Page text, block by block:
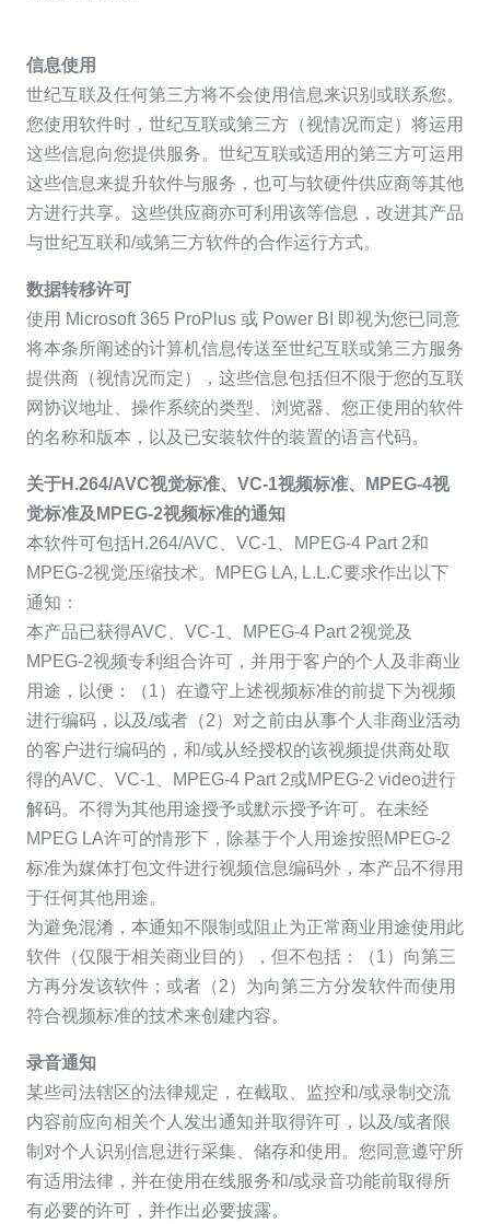
信息使用
世纪互联及任何第三方将不会使用信息来识别或联系您。
您使用软件时，世纪互联或第三方（视情况而定）将运用
这些信息向您提供服务。世纪互联或适用的第三方可运用
这些信息来提升软件与服务，也可与软硬件供应商等其他
方进行共享。这些供应商亦可利用该等信息，改进其产品
与世纪互联和/或第三方软件的合作运行方式。
数据转移许可
使用 Microsoft 365 ProPlus 或 Power BI 即视为您已同意
将本条所阐述的计算机信息传送至世纪互联或第三方服务
提供商（视情况而定），这些信息包括但不限于您的互联
网协议地址、操作系统的类型、浏览器、您正使用的软件
的名称和版本，以及已安装软件的装置的语言代码。
关于H.264/AVC视觉标准、VC-1视频标准、MPEG-4视
觉标准及MPEG-2视频标准的通知
本软件可包括H.264/AVC、VC-1、MPEG-4 Part 2和
MPEG-2视觉压缩技术。MPEG LA, L.L.C要求作出以下
通知：
本产品已获得AVC、VC-1、MPEG-4 Part 2视觉及
MPEG-2视频专利组合许可，并用于客户的个人及非商业
用途，以便：（1）在遵守上述视频标准的前提下为视频
进行编码，以及/或者（2）对之前由从事个人非商业活动
的客户进行编码的，和/或从经授权的该视频提供商处取
得的AVC、VC-1、MPEG-4 Part 2或MPEG-2 video进行
解码。不得为其他用途授予或默示授予许可。在未经
MPEG LA许可的情形下，除基于个人用途按照MPEG-2
标准为媒体打包文件进行视频信息编码外，本产品不得用
于任何其他用途。
为避免混淆，本通知不限制或阻止为正常商业用途使用此
软件（仅限于相关商业目的），但不包括：（1）向第三
方再分发该软件；或者（2）为向第三方分发软件而使用
符合视频标准的技术来创建内容。
录音通知
某些司法辖区的法律规定，在截取、监控和/或录制交流
内容前应向相关个人发出通知并取得许可，以及/或者限
制对个人识别信息进行采集、储存和使用。您同意遵守所
有适用法律，并在使用在线服务和/或录音功能前取得所
有必要的许可，并作出必要披露。